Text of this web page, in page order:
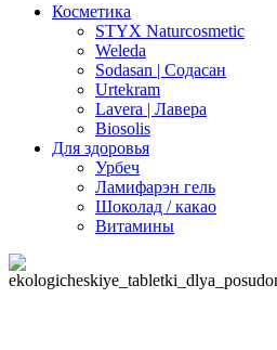
Косметика
STYX Naturcosmetic
Weleda
Sodasan | Содасан
Urtekram
Lavera | Лавера
Biosolis
Для здоровья
Урбеч
Ламифарэн гель
Шоколад / какао
Витамины